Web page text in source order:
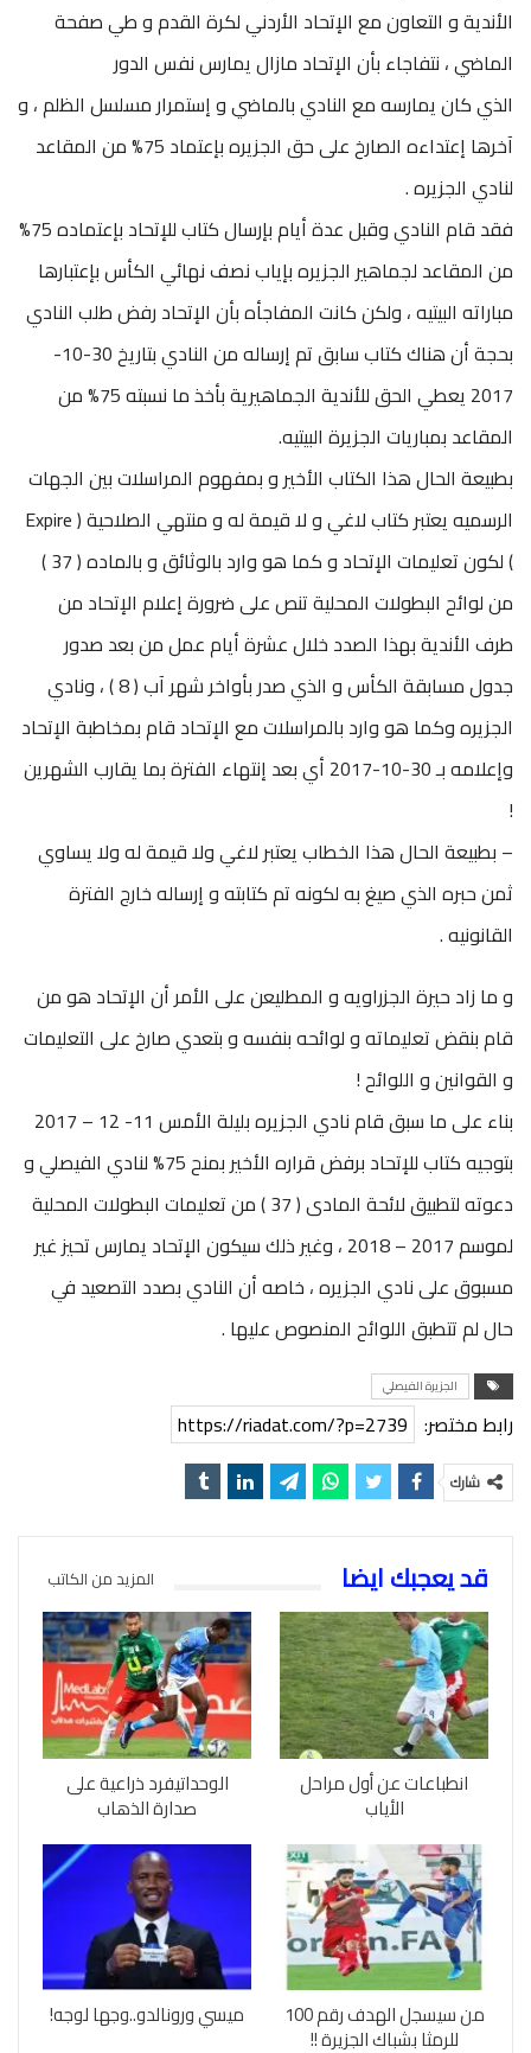
الأندية و التعاون مع الإتحاد الأردني لكرة القدم و طي صفحة
الماضي ، نتفاجاء بأن الإتحاد مازال يمارس نفس الدور
الذي كان يمارسه مع النادي بالماضي و إستمرار مسلسل الظلم ، و
آخرها إعتداءه الصارخ على حق الجزيره بإعتماد 75% من المقاعد
لنادي الجزيره .
فقد قام النادي وقبل عدة أيام بإرسال كتاب للإتحاد بإعتماده 75%
من المقاعد لجماهير الجزيره بإياب نصف نهائي الكأس بإعتبارها
مباراته البيتيه ، ولكن كانت المفاجأه بأن الإتحاد رفض طلب النادي
بحجة أن هناك كتاب سابق تم إرساله من النادي بتاريخ 30-10-
2017 يعطي الحق للأندية الجماهيرية بأخذ ما نسبته 75% من
المقاعد بمباريات الجزيرة البيتيه.
بطبيعة الحال هذا الكتاب الأخير و بمفهوم المراسلات بين الجهات
الرسميه يعتبر كتاب لاغي و لا قيمة له و منتهي الصلاحية ( Expire
) لكون تعليمات الإتحاد و كما هو وارد بالوثائق و بالماده ( 37 )
من لوائح البطولات المحلية تنص على ضرورة إعلام الإتحاد من
طرف الأندية بهذا الصدد خلال عشرة أيام عمل من بعد صدور
جدول مسابقة الكأس و الذي صدر بأواخر شهر آب ( 8 ) ، ونادي
الجزيره وكما هو وارد بالمراسلات مع الإتحاد قام بمخاطبة الإتحاد
وإعلامه بـ 30-10-2017 أي بعد إنتهاء الفترة بما يقارب الشهرين
!
– بطبيعة الحال هذا الخطاب يعتبر لاغي ولا قيمة له ولا يساوي
ثمن حبره الذي صيغ به لكونه تم كتابته و إرساله خارج الفترة
القانونيه .
و ما زاد حيرة الجزراويه و المطليعن على الأمر أن الإتحاد هو من
قام بنقض تعليماته و لوائحه بنفسه و بتعدي صارخ على التعليمات
و القوانين و اللوائح !
بناء على ما سبق قام نادي الجزيره بليلة الأمس 11- 12 – 2017
بتوجيه كتاب للإتحاد برفض قراره الأخير بمنح 75% لنادي الفيصلي و
دعوته لتطبيق لائحة المادى ( 37 ) من تعليمات البطولات المحلية
لموسم 2017 – 2018 ، وغير ذلك سيكون الإتحاد يمارس تحيز غير
مسبوق على نادي الجزيره ، خاصه أن النادي بصدد التصعيد في
حال لم تتطبق اللوائح المنصوص عليها .
الجزيرة الفيصلي
رابط مختصر: https://riadat.com/?p=2739
شارك
قد يعجبك ايضا المزيد من الكاتب
انطباعات عن أول مراحل
الأياب
الوحداتيفرد ذراعية على
صدارة الذهاب
من سيسجل الهدف رقم 100
للرمثا بشباك الجزيرة !!
ميسي ورونالدو..وجها لوجه!